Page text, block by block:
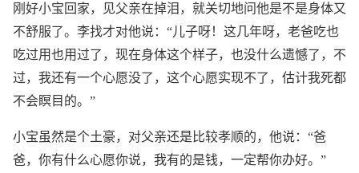
刚好小宝回家，见父亲在掉泪，就关切地问他是不是身体又
不舒服了。李找才对他说：“儿子呀！这几年呀，老爸吃也
吃过用也用过了，现在身体这个样子，也没什么遗憾了，不
过，我还有一个心愿没了，这个心愿实现不了，估计我死都
不会瞑目的。”
小宝虽然是个土豪，对父亲还是比较孝顺的，他说：“爸
爸，你有什么心愿你说，我有的是钱，一定帮你办好。”